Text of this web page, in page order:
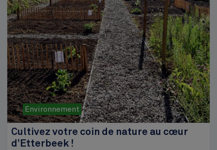
Environnement
Cultivez votre coin de nature au cœur
d’Etterbeek !